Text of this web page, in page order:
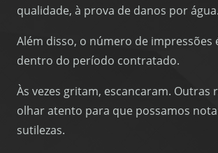
qualidade, à prova de danos por água.
Além disso, o número de impressões
dentro do período contratado.
Às vezes gritam, escancaram. Outras
olhar atento para que possamos
sutilezas.